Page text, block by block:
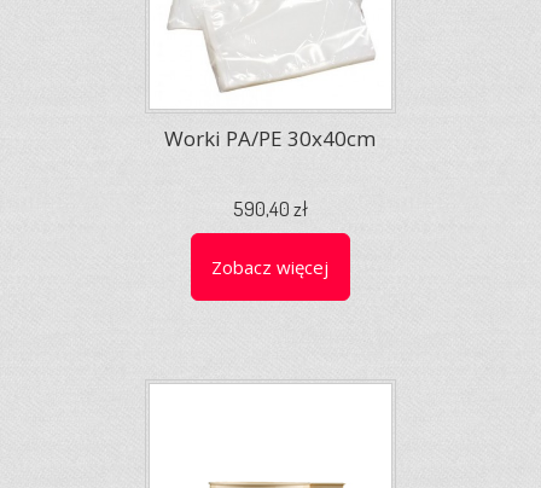
Worki PA/PE 30x40cm
590,40 zł
Zobacz więcej